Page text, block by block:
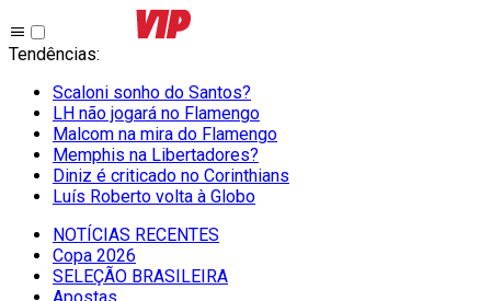
Tendências:
Scaloni sonho do Santos?
LH não jogará no Flamengo
Malcom na mira do Flamengo
Memphis na Libertadores?
Diniz é criticado no Corinthians
Luís Roberto volta à Globo
NOTÍCIAS RECENTES
Copa 2026
SELEÇÃO BRASILEIRA